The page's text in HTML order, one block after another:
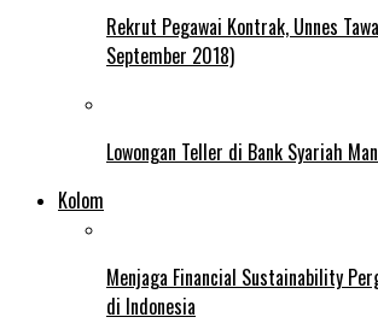
Rekrut Pegawai Kontrak, Unnes
September 2018)
Lowongan Teller di Bank Syariah
Kolom
Menjaga Financial Sustainability
di Indonesia